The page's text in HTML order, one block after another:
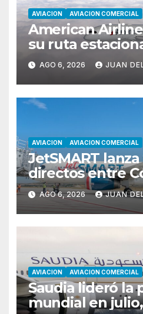
AVIACION AVIACION COMERCIAL
American
su ruta
Miami y
vuelos diarios
AGO 6, 2026 JUAN
AVIACION AVIACION COMERCIAL
JetSMART
directos entre
Florianópolis
AGO 6, 2026 JUAN
AVIACION AVIACION COMERCIAL
Saudia lideró la
mundial en